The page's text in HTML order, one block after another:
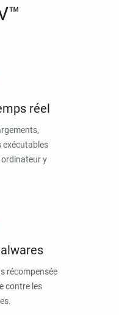
réel
exécutables
y
récompensée
contre les